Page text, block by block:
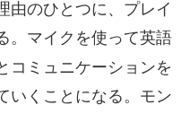
のひとつに、プレイ
。マイクを使って英語
コミュニケーションを
いくことになる。モン